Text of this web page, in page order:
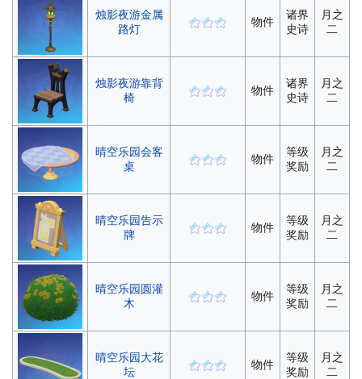
烛影夜游金属
路灯
物件
诸界
史诗
月之
二
烛影夜游靠背
椅
物件
诸界
史诗
月之
二
晴空乐园会客
桌
物件
等级
奖励
月之
二
晴空乐园告示
牌
物件
等级
奖励
月之
二
晴空乐园圆灌
木
物件
等级
奖励
月之
二
晴空乐园大花
坛
物件
等级
奖励
月之
二